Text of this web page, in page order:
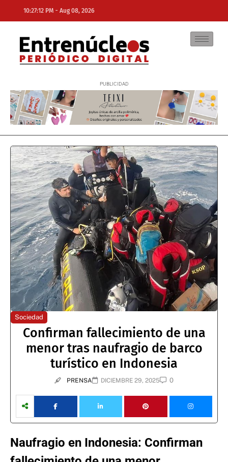
10:27:12 PM - Aug 08, 2026
NE
Sociedad
Confirman fallecimiento de una
menor tras naufragio de barco
turístico en Indonesia
PRENSA DICIEMBRE 29, 2025 0
Naufragio en Indonesia: Confirman